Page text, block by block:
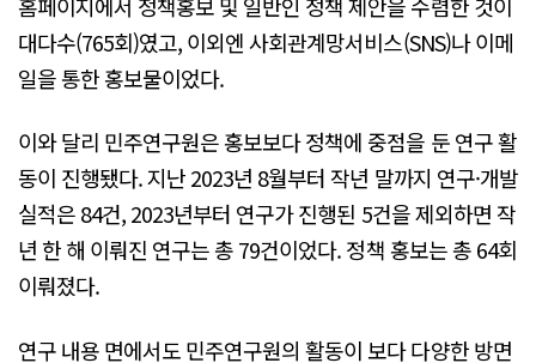
대다수(765회)였고, 이외엔 사회관계망서비스(SNS)나 이메
일을 통한 홍보물이었다.
이와 달리 민주연구원은 홍보보다 정책에 중점을 둔 연구 활
동이 진행됐다. 지난 2023년 8월부터 작년 말까지 연구·개발
실적은 84건, 2023년부터 연구가 진행된 5건을 제외하면 작
년 한 해 이뤄진 연구는 총 79건이었다. 정책 홍보는 총 64회
이뤄졌다.
연구 내용 면에서도 민주연구원의 활동이 보다 다양한 방면